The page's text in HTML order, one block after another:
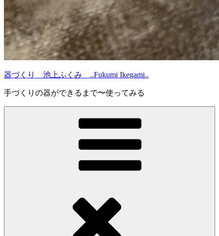
器づくり 池上ふくみ ..Fukumi Ikegami..
手づくりの器ができるまで〜使ってみる